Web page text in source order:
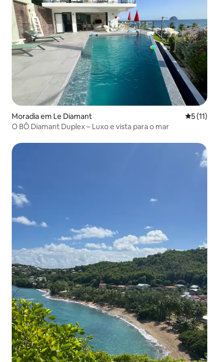
Moradia em Le Diamant
5 (11)
O BÔ Diamant Duplex – Luxo e vista para o mar